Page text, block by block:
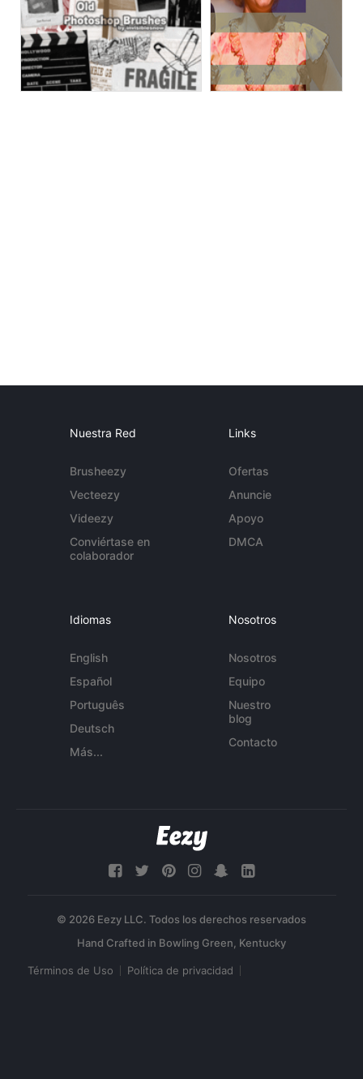
Nuestra Red
Brusheezy
Vecteezy
Videezy
Conviértase en
colaborador
Links
Ofertas
Anuncie
Apoyo
DMCA
Idiomas
English
Español
Português
Deutsch
Más...
Nosotros
Nosotros
Equipo
Nuestro
blog
Contacto
© 2026 Eezy LLC. Todos los derechos reservados
Términos de Uso Política de privacidad